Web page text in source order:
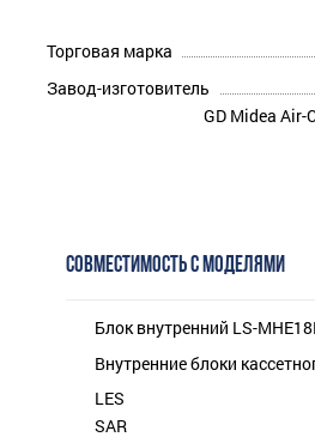
Торговая марка
Завод-изготовитель
GD Midea
СОВМЕСТИМОСТЬ С МОДЕЛЯМИ
Блок внутренний LS-
LES
SAR
Внутренние блоки